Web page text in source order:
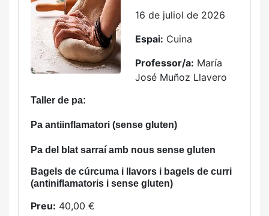
16 de juliol de 2026
Espai: Cuina
Professor/a: María
José Muñoz Llavero
Taller de pa:
Pa antiinflamatori (sense gluten)
Pa del blat sarraí amb nous sense gluten
Bagels de cúrcuma i llavors i bagels de curri
(antiniflamatoris i sense gluten)
Preu: 40,00 €